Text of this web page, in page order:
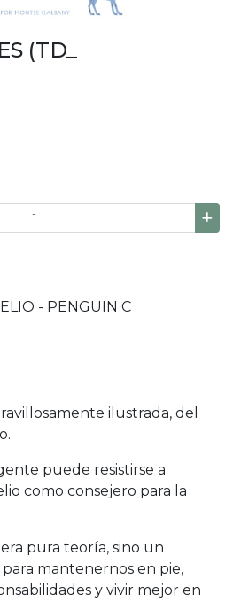
(TD_
- PENGUIN C
ilustrada, del
puede resistirse a
como consejero para la
pura teoría, sino un
mantenernos en pie,
y vivir mejor en